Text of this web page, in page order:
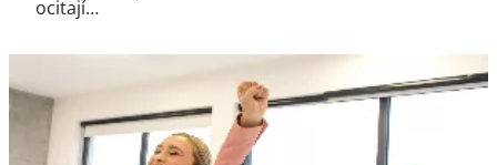
ocitají…